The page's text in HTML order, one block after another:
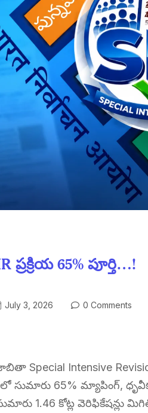
ప్రక్రియ 65% పూర్తి…!
July 3, 2026 0 Comments
Special Intensive
65% మ్యాపింగ్,
1.46 కోట్ల వెరిఫికేషన్లు